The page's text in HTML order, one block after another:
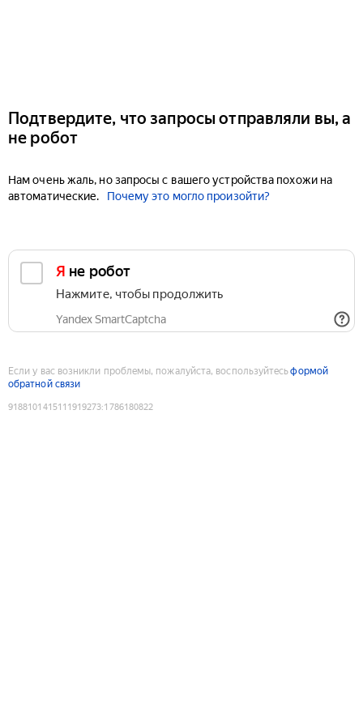
Подтвердите, что запросы отправляли вы, а
не робот
Нам очень жаль, но запросы с вашего устройства похожи на
автоматические.
Почему это могло произойти?
Я не робот
Нажмите, чтобы продолжить
Yandex SmartCaptcha
Если у вас возникли проблемы, пожалуйста, воспользуйтесьформой
обратной связи
9188101415111919273:1786180822